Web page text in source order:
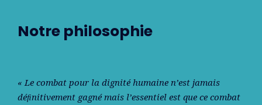
Notre philosophie
« Le combat pour la dignité humaine n’est jamais
déﬁnitivement gagné mais l’essentiel est que ce combat